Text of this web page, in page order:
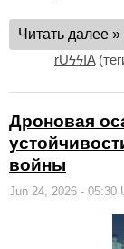
Читать далее »
rUϟϟIA
Дроновая
войны
Jun 24, 2026 - 05:30